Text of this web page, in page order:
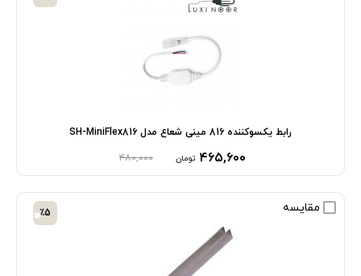
رابط یکسوکننده 816 مینی شعاع مدل SH-MiniFlex816
۴۶۵,۶۰۰ تومان ۴۸۰,۰۰۰
مقایسه ٪5